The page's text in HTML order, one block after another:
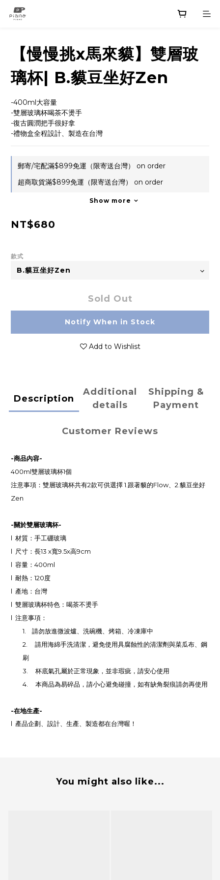
【慢慢挑x馬來貘】雙層玻
璃杯| B.貘豆坐好Zen
-400ml大容量
-雙層玻璃杯喝茶不燙手
-復古圓潤把手很好拿
-禮物盒全程設計、製造在台灣
郵寄/宅配滿$899免運（限寄送台灣） on order
超商取貨滿$899免運（限寄送台灣） on order
Show more
NT$680
款式
Sold Out
Notify When in Stock
Add to Wishlist
Description
Additional
details
Shipping &
Payment
Customer Reviews
-商品內容-
400ml雙層玻璃杯1個
注意事項：雙層玻璃杯共有2款可供選擇 1.跟著貘的Flow、2.貘豆坐好
Zen
-關於雙層玻璃杯-
l 材質：手工硼玻璃
l 尺寸：長13 x寬9.5x高9cm
l 容量： 400ml
l 耐熱：120度
l 產地：台灣
l 雙層玻璃杯特色：喝茶不燙手
l 注意事項：
1.
請勿放進微波爐、洗碗機、烤箱、冷凍庫中
2.
請用海綿手洗清潔，避免使用具腐蝕性的清潔劑與菜瓜布、鋼
刷
3.
杯底氣孔屬於正常現象，並非瑕疵，請安心使用
4.
本商品為易碎品，請小心避免碰撞，如有缺角裂痕請勿再使用
-在地生產-
l 產品企劃、設計、生產、製造都在台灣喔！
You might also like...